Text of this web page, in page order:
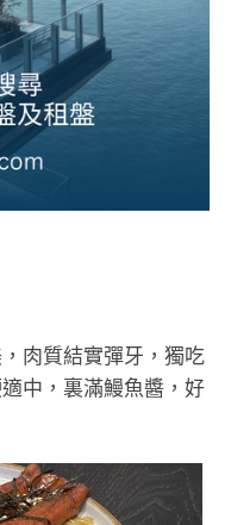
肉質結實彈牙，獨吃
中，裏滿鰻魚醬，好